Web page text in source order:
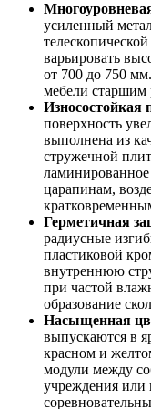
усиленный
варьировать
от 700 до 750
мебели старшим
Износостойкая
поверхность
выполнена из
стружечной
царапинам,
Герметичная
радиусные
пластиковой
внутреннюю
при частой
образование
Насыщенная
выпускаются в
красном и
модули между
учреждения или